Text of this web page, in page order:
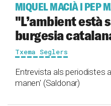
MIQUEL MACIÀ I PEP
"L’ambient està
burgesia
Txema Seglers
Entrevista als periodistes
manen' (Saldonar)